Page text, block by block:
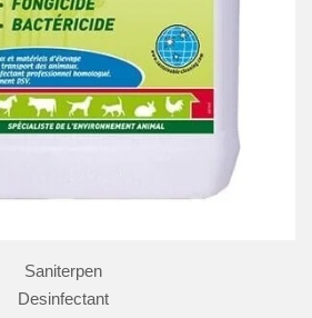
Saniterpen
Desinfectant